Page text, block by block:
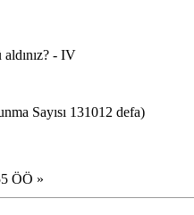
- IV
Sayısı 131012 defa)
ÖÖ »